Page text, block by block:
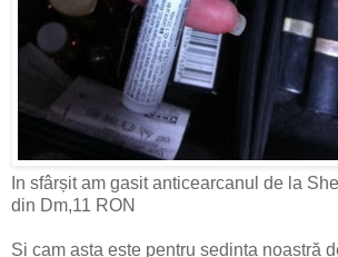
In sfârșit am gasit anticearcanul de la
din Dm,11 RON
Si cam asta este pentru sedința noastră